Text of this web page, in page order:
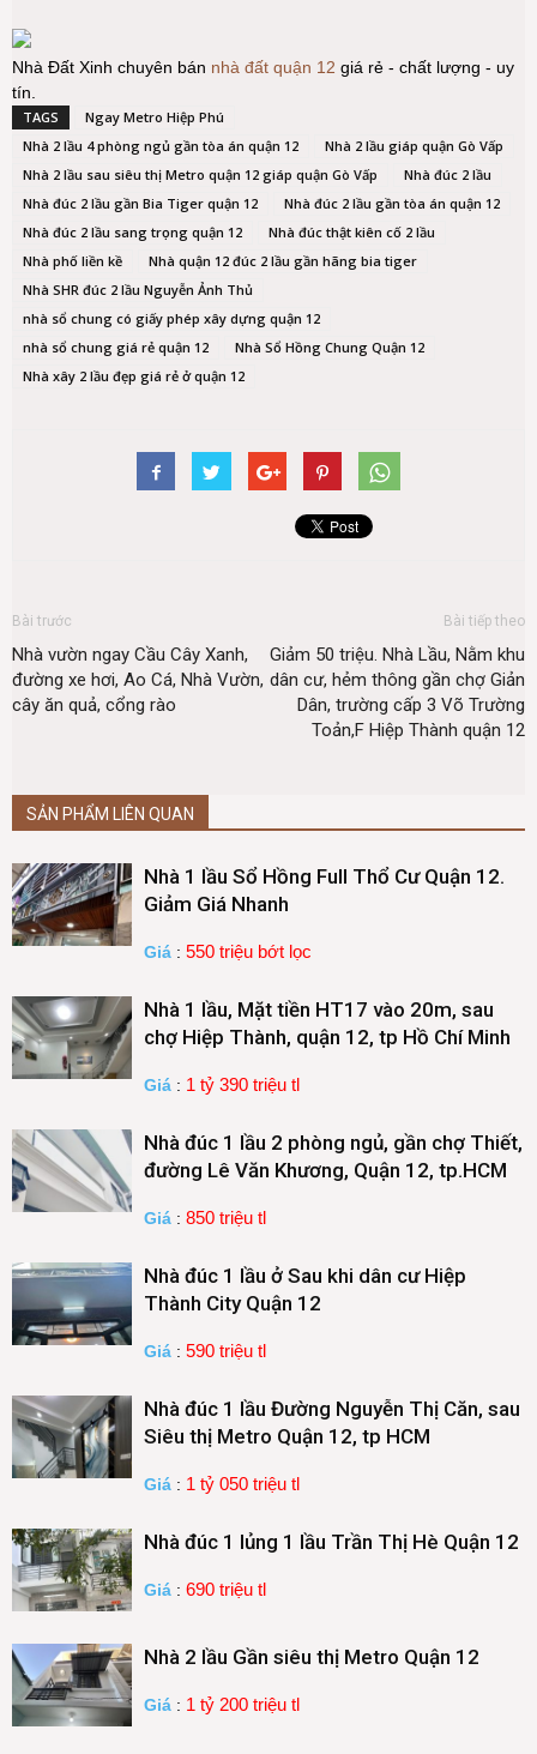
Nhà Đất Xinh chuyên bán nhà đất quận 12 giá rẻ - chất lượng - uy
tín.
TAGS
Ngay Metro Hiệp Phú
Nhà 2 lầu 4 phòng ngủ gần tòa án quận 12
Nhà 2 lầu giáp quận Gò Vấp
Nhà 2 lầu sau siêu thị Metro quận 12 giáp quận Gò Vấp
Nhà đúc 2 lầu
Nhà đúc 2 lầu gần Bia Tiger quận 12
Nhà đúc 2 lầu gần tòa án quận 12
Nhà đúc 2 lầu sang trọng quận 12
Nhà đúc thật kiên cố 2 lầu
Nhà phố liền kề
Nhà quận 12 đúc 2 lầu gần hãng bia tiger
Nhà SHR đúc 2 lầu Nguyễn Ảnh Thủ
nhà sổ chung có giấy phép xây dựng quận 12
nhà sổ chung giá rẻ quận 12
Nhà Sổ Hồng Chung Quận 12
Nhà xây 2 lầu đẹp giá rẻ ở quận 12
Bài trước
Nhà vườn ngay Cầu Cây Xanh,
đường xe hơi, Ao Cá, Nhà Vườn,
cây ăn quả, cổng rào
Bài tiếp theo
Giảm 50 triệu. Nhà Lầu, Nằm khu
dân cư, hẻm thông gần chợ Giản
Dân, trường cấp 3 Võ Trường
Toản,F Hiệp Thành quận 12
SẢN PHẨM LIÊN QUAN
Nhà 1 lầu Sổ Hồng Full Thổ Cư Quận 12.
Giảm Giá Nhanh
Giá : 550 triệu bớt lọc
Nhà 1 lầu, Mặt tiền HT17 vào 20m, sau
chợ Hiệp Thành, quận 12, tp Hồ Chí Minh
Giá : 1 tỷ 390 triệu tl
Nhà đúc 1 lầu 2 phòng ngủ, gần chợ Thiết,
đường Lê Văn Khương, Quận 12, tp.HCM
Giá : 850 triệu tl
Nhà đúc 1 lầu ở Sau khi dân cư Hiệp
Thành City Quận 12
Giá : 590 triệu tl
Nhà đúc 1 lầu Đường Nguyễn Thị Căn, sau
Siêu thị Metro Quận 12, tp HCM
Giá : 1 tỷ 050 triệu tl
Nhà đúc 1 lủng 1 lầu Trần Thị Hè Quận 12
Giá : 690 triệu tl
Nhà 2 lầu Gần siêu thị Metro Quận 12
Giá : 1 tỷ 200 triệu tl